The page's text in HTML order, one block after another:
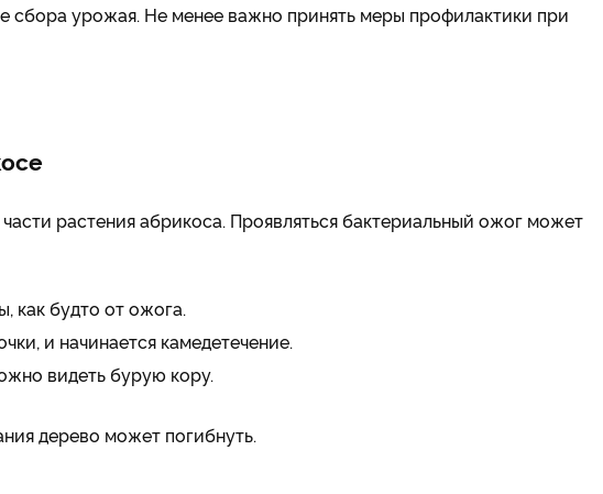
сбора урожая. Не менее важно принять меры профилактики при
растения абрикоса. Проявляться бактериальный ожог может
как будто от ожога.
и начинается камедетечение.
видеть бурую кору.
дерево может погибнуть.